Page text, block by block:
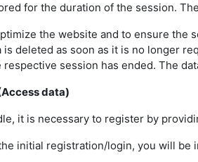
for the duration of the session.
the website and to ensure the
is deleted as soon as it is no longer
session has ended. The
data)
it is necessary to register by
initial registration/login, you will be